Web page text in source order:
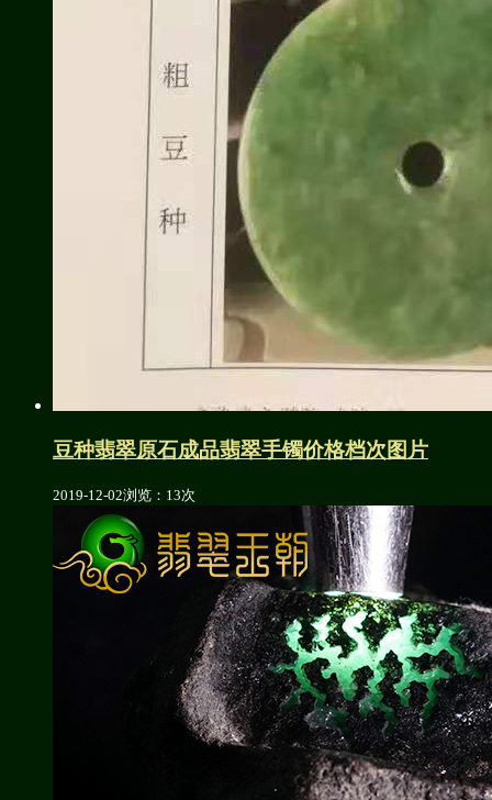
豆种翡翠原石成品翡翠手镯价格档次图片
2019-12-02浏览：13次